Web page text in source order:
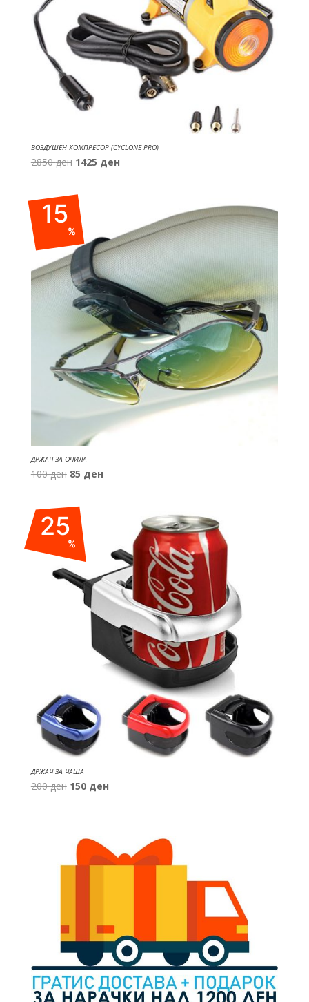
ВОЗДУШЕН КОМПРЕСОР (CYCLONE PRO)
2850ден Original
was:
2850 ден.
1425 денCurrent
15
%
ДРЖАЧ ЗА ОЧИЛА
100ден Original
was:
100 ден.
85 денCurrent
25
%
ДРЖАЧ ЗА ЧАША
200ден Original
150 денCurrent